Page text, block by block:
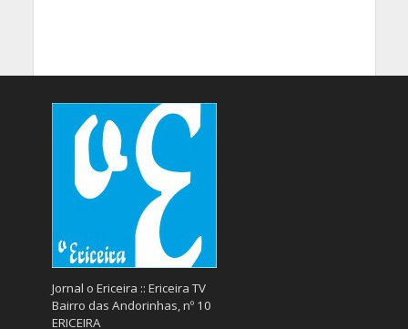
Jornal o Ericeira :: Ericeira TV
Bairro das Andorinhas, nº 10
ERICEIRA